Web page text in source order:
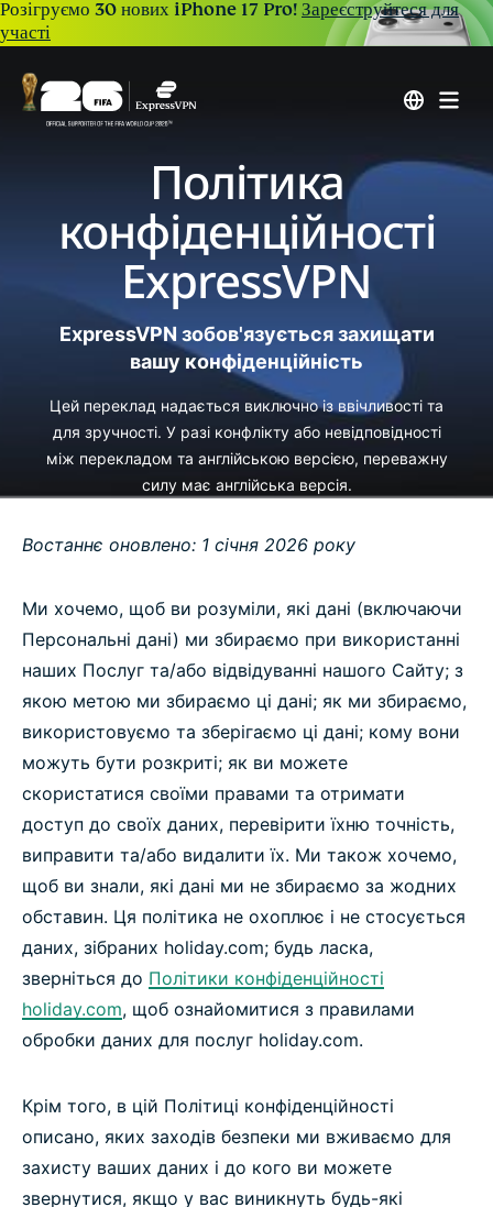
Розігруємо 30 нових iPhone 17 Pro!Зареєструйтеся для
участі
Політика
конфіденційності
ExpressVPN
ExpressVPN зобов'язується захищати
вашу конфіденційність
Цей переклад надається виключно із ввічливості та
для зручності. У разі конфлікту або невідповідності
між перекладом та англійською версією, переважну
силу має англійська версія.
Востаннє оновлено: 1 січня 2026 року
Ми хочемо, щоб ви розуміли, які дані (включаючи
Персональні дані) ми збираємо при використанні
наших Послуг та/або відвідуванні нашого Сайту; з
якою метою ми збираємо ці дані; як ми збираємо,
використовуємо та зберігаємо ці дані; кому вони
можуть бути розкриті; як ви можете
скористатися своїми правами та отримати
доступ до своїх даних, перевірити їхню точність,
виправити та/або видалити їх. Ми також хочемо,
щоб ви знали, які дані ми не збираємо за жодних
обставин. Ця політика не охоплює і не стосується
даних, зібраних holiday.com; будь ласка,
зверніться до Політики конфіденційності
holiday.com, щоб ознайомитися з правилами
обробки даних для послуг holiday.com.
Крім того, в цій Політиці конфіденційності
описано, яких заходів безпеки ми вживаємо для
захисту ваших даних і до кого ви можете
звернутися, якщо у вас виникнуть будь-які